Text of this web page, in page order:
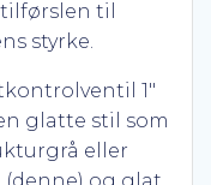
til
styrke.
1″
glatte stil som
eller